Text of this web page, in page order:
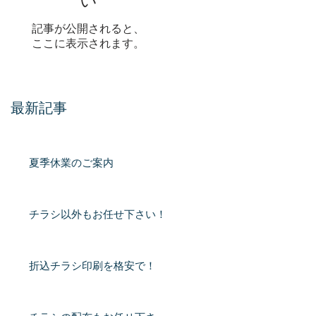
記事が公開されると、
ここに表示されます。
最新記事
夏季休業のご案内
チラシ以外もお任せ下さい！
折込チラシ印刷を格安で！